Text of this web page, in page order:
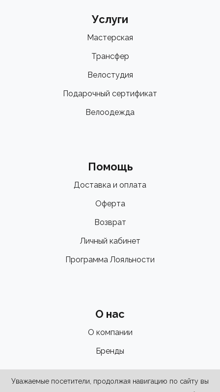
Услуги
Мастерская
Трансфер
Велостудия
Подарочный сертификат
Велоодежда
Помощь
Доставка и оплата
Оферта
Возврат
Личный кабинет
Программа Лояльности
О нас
О компании
Бренды
Уважаемые посетители, продолжая навигацию по сайту вы